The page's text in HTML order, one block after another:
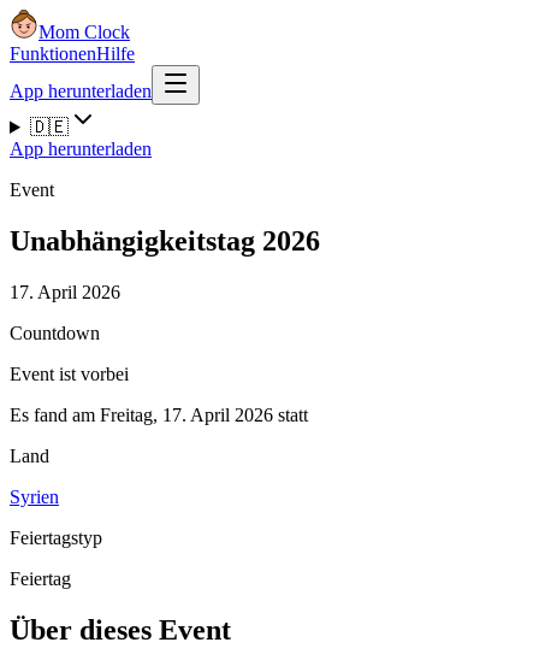
Mom Clock
FunktionenHilfe
App herunterladen
🇩🇪
App herunterladen
Event
Unabhängigkeitstag 2026
17. April 2026
Countdown
Event ist vorbei
Es fand am Freitag, 17. April 2026 statt
Land
Syrien
Feiertagstyp
Feiertag
Über dieses Event